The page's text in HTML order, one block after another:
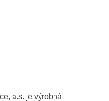
a.s. je výrobná